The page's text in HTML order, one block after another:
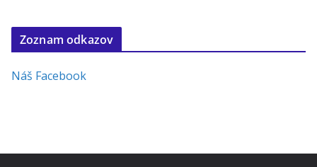
Zoznam odkazov
Náš Facebook